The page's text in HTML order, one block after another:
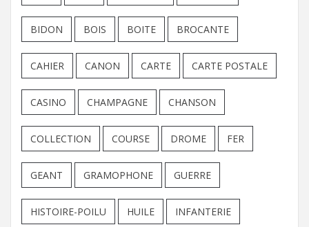
BIDON BOIS BOITE BROCANTE
CAHIER CANON CARTE CARTE POSTALE
CASINO CHAMPAGNE CHANSON
COLLECTION COURSE DROME FER
GEANT GRAMOPHONE GUERRE
HISTOIRE-POILU HUILE INFANTERIE